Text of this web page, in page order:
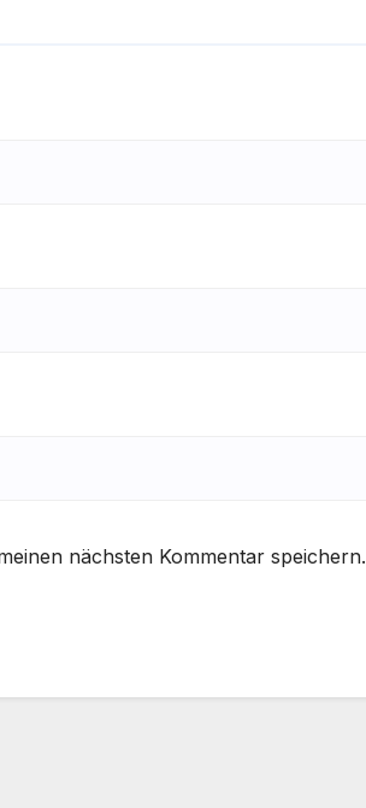
nächsten Kommentar speichern.